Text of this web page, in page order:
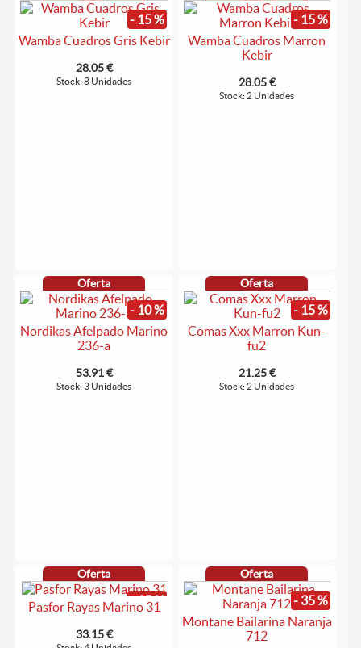
- 15 %
Wamba Cuadros Gris Kebir
28.05 €
Stock: 8 Unidades
- 15 %
Wamba Cuadros Marron
Kebir
28.05 €
Stock: 2 Unidades
Oferta
- 10 %
Nordikas Afelpado Marino
236-a
53.91 €
Stock: 3 Unidades
Oferta
- 15 %
Comas Xxx Marron Kun-
fu2
21.25 €
Stock: 2 Unidades
Oferta
- 15 %
Pasfor Rayas Marino 31
33.15 €
Oferta
- 35 %
Montane Bailarina Naranja
712